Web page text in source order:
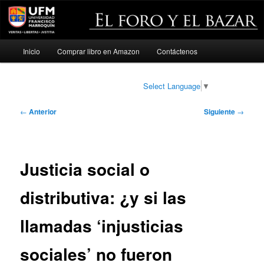
Ir
Inicio Comprar libro en Amazon Contáctenos
Select Language ▼
Navegación
← Anterior Siguiente →
Justicia social o
distributiva: ¿y si las
llamadas ‘injusticias
sociales’ no fueron